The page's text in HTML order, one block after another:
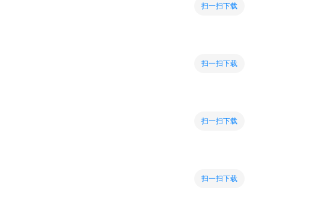
扫一扫下载
扫一扫下载
扫一扫下载
扫一扫下载